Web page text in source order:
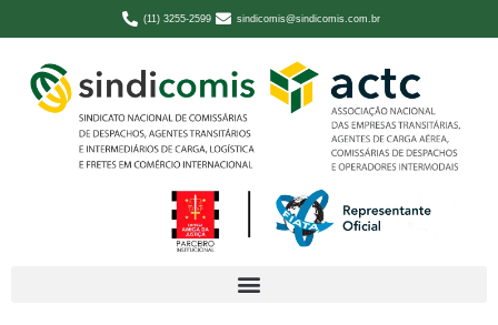
(11) 3255-2599 sindicomis@sindicomis.com.br